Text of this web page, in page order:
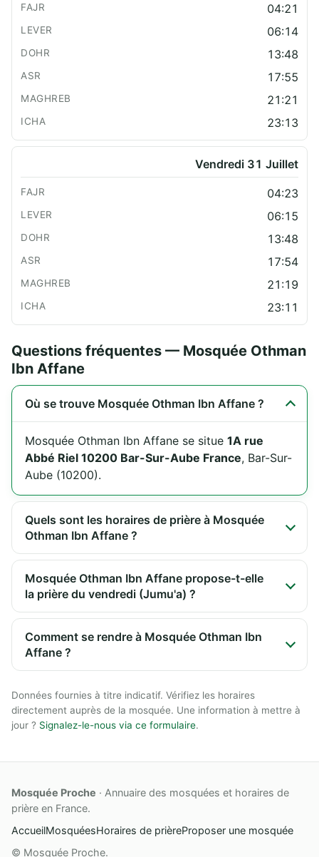
04:21
06:14
13:48
17:55
21:21
23:13
Vendredi 31 Juillet
04:23
06:15
13:48
17:54
21:19
23:11
Questions fréquentes — Mosquée Othman
Ibn Affane
Où se trouve Mosquée Othman Ibn Affane ?
Mosquée Othman Ibn Affane se situe 1A rue
Abbé Riel 10200 Bar-Sur-Aube France, Bar-Sur-
Aube (10200).
Quels sont les horaires de prière à Mosquée
Othman Ibn Affane ?
Mosquée Othman Ibn Affane propose-t-elle
la prière du vendredi (Jumu'a) ?
Comment se rendre à Mosquée Othman Ibn
Affane ?
Données fournies à titre indicatif. Vérifiez les horaires
directement auprès de la mosquée. Une information à mettre à
jour ? Signalez-le-nous via ce formulaire.
Mosquée Proche · Annuaire des mosquées et horaires de
prière en France.
AccueilMosquéesHoraires de prièreProposer une mosquée
© Mosquée Proche.